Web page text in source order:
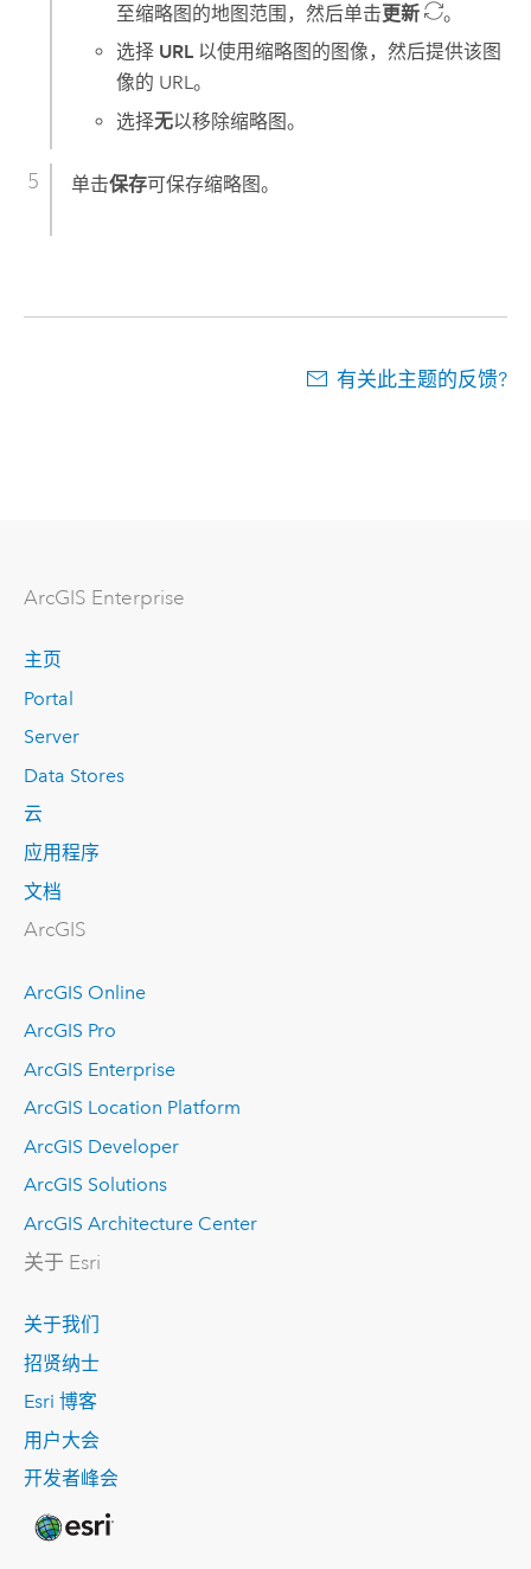
至缩略图的地图范围，然后单击更新
。
选择 URL 以使用缩略图的图像，然后提供该图
像的 URL。
选择无以移除缩略图。
单击保存可保存缩略图。
有关此主题的反馈?
ArcGIS Enterprise
主页
Portal
Server
Data Stores
云
应用程序
文档
ArcGIS
ArcGIS Online
ArcGIS Pro
ArcGIS Enterprise
ArcGIS Location Platform
ArcGIS Developer
ArcGIS Solutions
ArcGIS Architecture Center
关于 Esri
关于我们
招贤纳士
Esri 博客
用户大会
开发者峰会